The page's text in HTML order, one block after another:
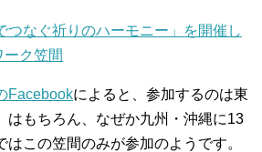
つなぐ祈りのハーモニー」を開催し
ーク笠間
Facebookによると、参加するのは東
はもちろん、なぜか九州・沖縄に13
この笠間のみが参加のようです。